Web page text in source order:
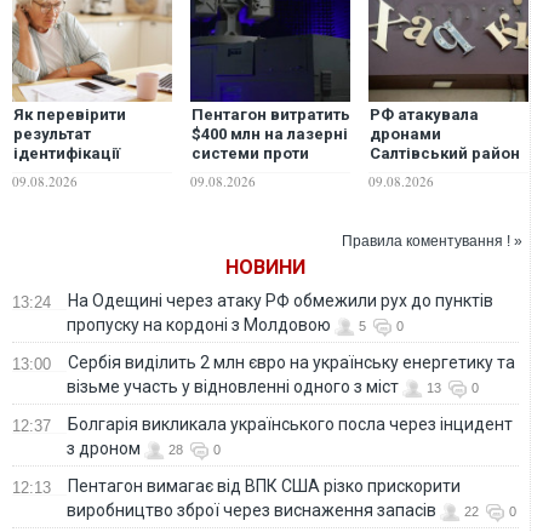
Як перевірити
результат
ідентифікації
запустив
09.08.2026
Пентагон витратить
$400 млн на лазерні
системи проти
09.08.2026
РФ атакувала
дронами
Салтівський район
влучання у
загинули
09.08.2026
Правила коментування ! »
НОВИНИ
13:24
На Одещині через атаку РФ обмежили рух до пунктів
пропуску на кордоні з Молдовою
5 0
13:00
Сербія виділить 2 млн євро на українську енергетику та
візьме участь у відновленні одного з міст
13 0
12:37
Болгарія викликала українського посла через інцидент
з дроном
28 0
12:13
Пентагон вимагає від ВПК США різко прискорити
виробництво зброї через виснаження запасів
22 0